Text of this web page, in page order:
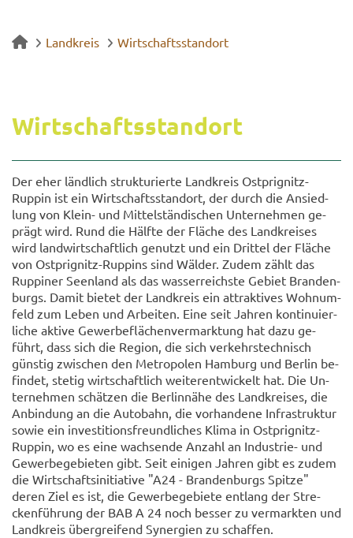
Landkreis Wirtschaftsstandort
Wirt­schafts­stand­ort
Der eher länd­lich struk­tu­rier­te Land­kreis Ostprignitz-​
Ruppin ist ein Wirt­schafts­stand­ort, der durch die An­sied­
lung von Klein-​ und Mit­tel­stän­di­schen Un­ter­neh­men ge­
prägt wird. Rund die Hälf­te der Flä­che des Land­krei­ses
wird land­wirt­schaft­lich ge­nutzt und ein Drit­tel der Flä­che
von Ostprignitz-​Ruppins sind Wäl­der. Zudem zählt das
Rup­pi­ner Se­en­land als das was­ser­reichs­te Ge­biet Bran­den­
burgs. Damit bie­tet der Land­kreis ein at­trak­ti­ves Wohn­um­
feld zum Leben und Ar­bei­ten. Eine seit Jah­ren kon­ti­nu­ier­
li­che ak­ti­ve Ge­wer­be­flä­chen­ver­mark­tung hat dazu ge­
führt, dass sich die Re­gi­on, die sich ver­kehrs­tech­nisch
güns­tig zwi­schen den Me­tro­po­len Ham­burg und Ber­lin be­
fin­det, ste­tig wirt­schaft­lich wei­ter­ent­wi­ckelt hat. Die Un­
ter­neh­men schät­zen die Ber­lin­nä­he des Land­krei­ses, die
An­bin­dung an die Au­to­bahn, die vor­han­de­ne In­fra­struk­tur
sowie ein in­ves­ti­ti­ons­freund­li­ches Klima in Ostprignitz-​
Ruppin, wo es eine wach­sen­de An­zahl an Industrie-​ und
Ge­wer­be­ge­bie­ten gibt. Seit ei­ni­gen Jah­ren gibt es zudem
die Wirt­schafts­in­itia­ti­ve "A24 - Bran­den­burgs Spit­ze"
deren Ziel es ist, die Ge­wer­be­ge­bie­te ent­lang der Stre­
cken­füh­rung der BAB A 24 noch bes­ser zu ver­mark­ten und
Land­kreis über­grei­fend Syn­er­gien zu schaf­fen.